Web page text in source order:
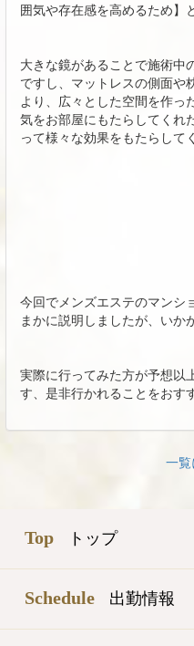
囲気や存在感を高めるため】
大きな鏡があることで施術中
ですし、マットレスの側面や
より、広々とした空間を作っ
気をお部屋にもたらしてくれ
って様々な効果をもたらして
今回でメンズエステのマンシ
まかに説明しましたが、いか
実際に行ってみた方が予想以
す、是非行かれることをおす
一覧
Top トップ
Schedule 出勤情報